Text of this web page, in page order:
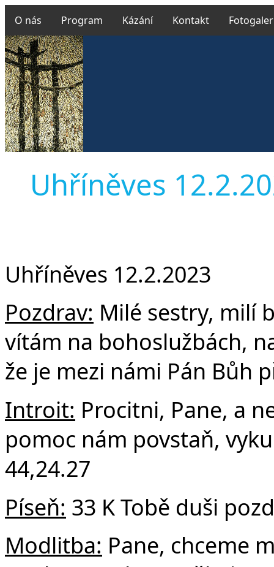
O nás Program Kázání Kontakt
Uhříněves
Uhříněves 12.2.2023
Pozdrav: Milé sestry, milí
vítám na bohoslužbách,
že je mezi námi Pán Bůh
Introit: Procitni, Pane, a
pomoc nám povstaň,
44,24.27
Píseň: 33 K Tobě duši
Modlitba: Pane, chceme